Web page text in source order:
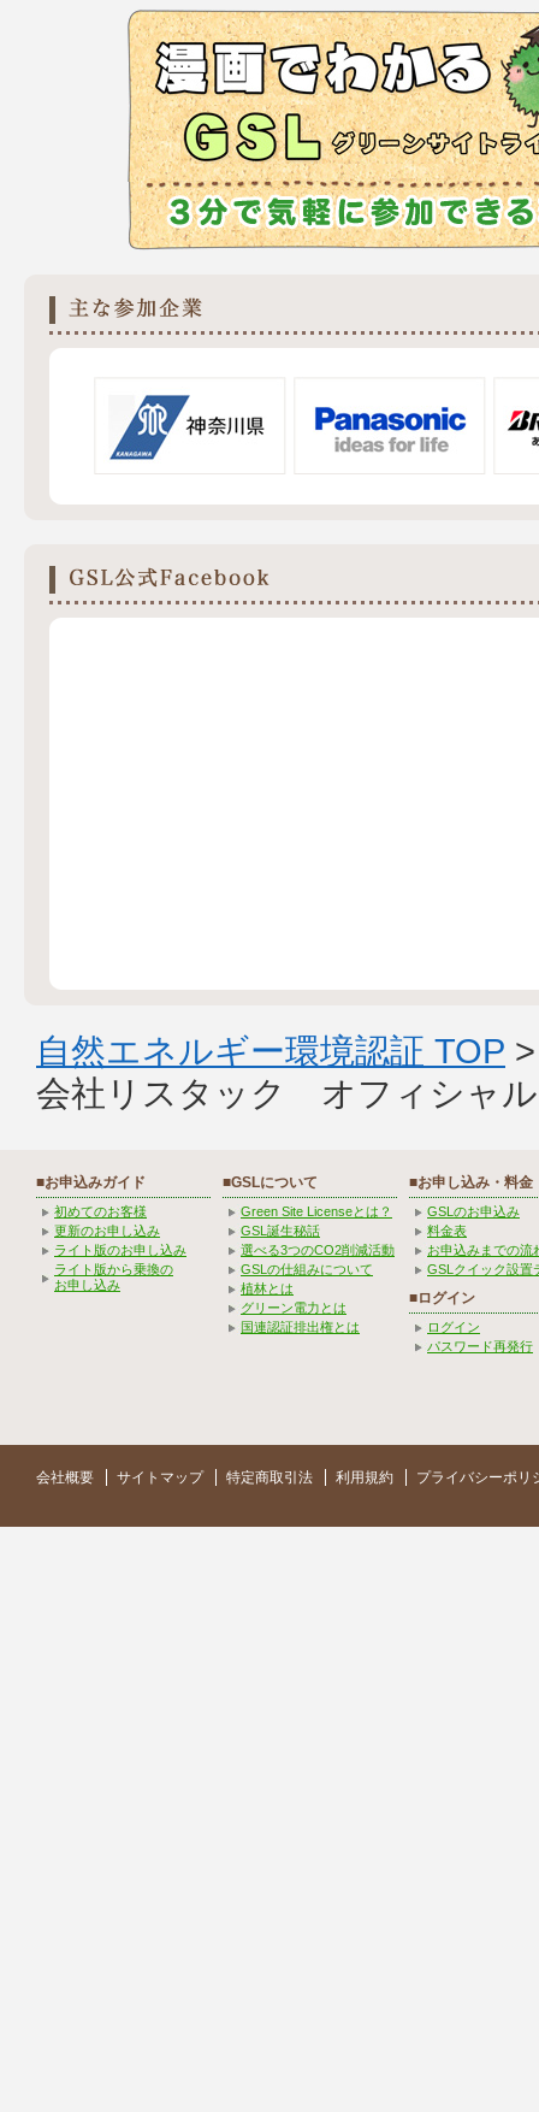
自然エネルギー環境認証 TOP
会社リスタック オフィシャ
■お申込みガイド
初めてのお客様
更新のお申し込み
ライト版のお申し込み
ライト版から乗換の
お申し込み
■GSLについて
Green Site Licenseとは？
GSL誕生秘話
選べる3つのCO2削減活動
GSLの仕組みについて
植林とは
グリーン電力とは
国連認証排出権とは
■お申し込み・料金
GSLのお申込み
料金表
お申込みまでの流
GSLクイック設置
■ログイン
ログイン
パスワード再発行
会社概要 サイトマップ 特定商取引法 利用規約 プライバシーポリ